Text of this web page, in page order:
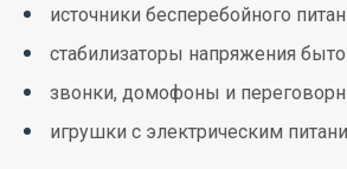
источники бесперебойного
стабилизаторы напряжения
звонки, домофоны и
игрушки с электрическим